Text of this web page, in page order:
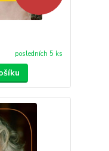
posledních 5 ks